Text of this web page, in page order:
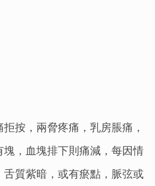
按，兩脅疼痛，乳房脹痛，
，血塊排下則痛減，每因情
質紫暗，或有瘀點，脈弦或